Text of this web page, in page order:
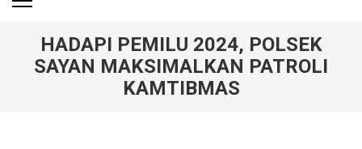
HADAPI PEMILU 2024, POLSEK
SAYAN MAKSIMALKAN PATROLI
KAMTIBMAS